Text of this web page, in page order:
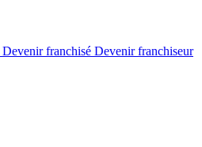
Devenir franchisé Devenir franchiseur